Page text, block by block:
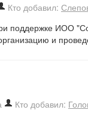
Кто добавил:
поддержке ИОО
и
Кто добавил: